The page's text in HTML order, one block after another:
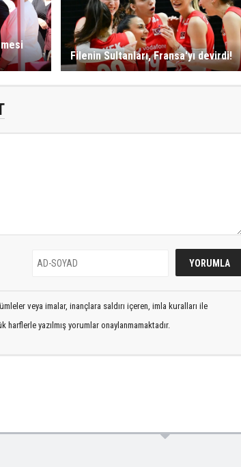
Filenin Sultanları, Fransa'yı devirdi!
veya imalar, inançlara saldırı içeren, imla kuralları ile
yazılmış yorumlar onaylanmamaktadır.